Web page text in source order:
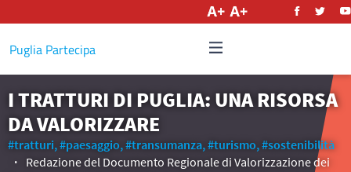
Puglia Partecipa
I TRATTURI DI PUGLIA: UNA RISORSA
DA VALORIZZARE
#tratturi,#paesaggio,#transumanza,#turismo,#sostenibilità
Redazione del Documento Regionale di Valorizzazione dei